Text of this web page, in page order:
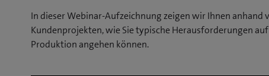
In dieser Webinar-Aufzeichnung zeigen wir Ihnen anhand
Kundenprojekten, wie Sie typische Herausforderungen
Produktion angehen können.